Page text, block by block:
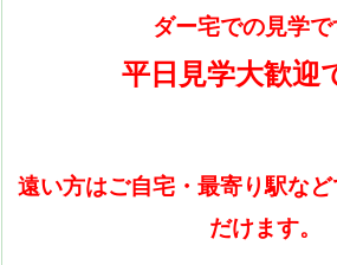
ダー宅での見学で
平日見学大歓迎
遠い方はご自宅・最寄り駅な
だけます。